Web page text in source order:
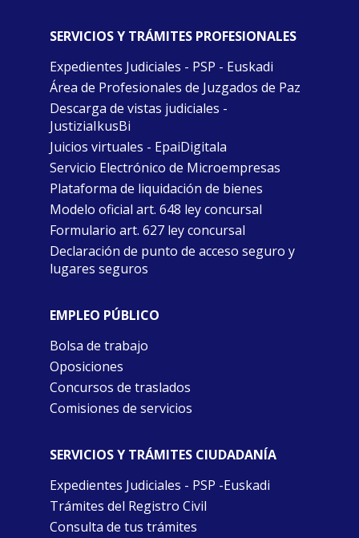
SERVICIOS Y TRÁMITES PROFESIONALES
Expedientes Judiciales - PSP - Euskadi
Área de Profesionales de Juzgados de Paz
Descarga de vistas judiciales -
JustiziaIkusBi
Juicios virtuales - EpaiDigitala
Servicio Electrónico de Microempresas
Plataforma de liquidación de bienes
Modelo oficial art. 648 ley concursal
Formulario art. 627 ley concursal
Declaración de punto de acceso seguro y
lugares seguros
EMPLEO PÚBLICO
Bolsa de trabajo
Oposiciones
Concursos de traslados
Comisiones de servicios
SERVICIOS Y TRÁMITES CIUDADANÍA
Expedientes Judiciales - PSP -Euskadi
Trámites del Registro Civil
Consulta de tus trámites